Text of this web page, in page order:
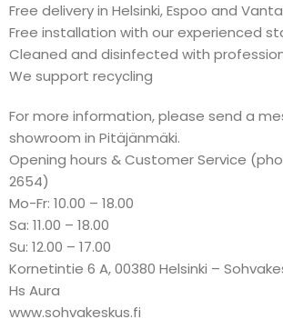
Free delivery in Helsinki, Espoo and
Free installation with our experienced
Cleaned and disinfected with
We support recycling
For more information, please send a
showroom in Pitäjänmäki.
Opening hours & Customer Service
2654)
Mo-Fr: 10.00 – 18.00
Sa: 11.00 – 18.00
Su: 12.00 – 17.00
Kornetintie 6 A, 00380 Helsinki –
Hs Aura
www.sohvakeskus.fi